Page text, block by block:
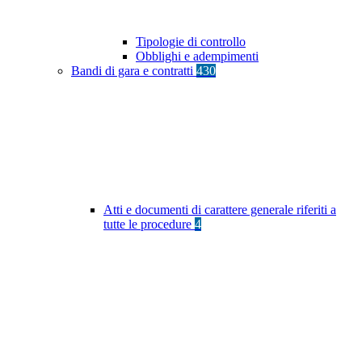
Tipologie di controllo
Obblighi e adempimenti
Bandi di gara e contratti 430
Atti e documenti di carattere generale riferiti a
tutte le procedure 4